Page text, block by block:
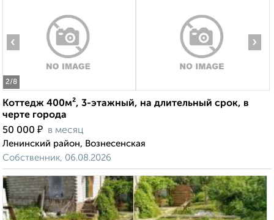
2/8
‹ ›
Коттедж 400м², 3-этажный, на длительный срок, в
черте города
50 000 ₽ в месяц
Ленинский район, Вознесенская
Собственник, 06.08.2026